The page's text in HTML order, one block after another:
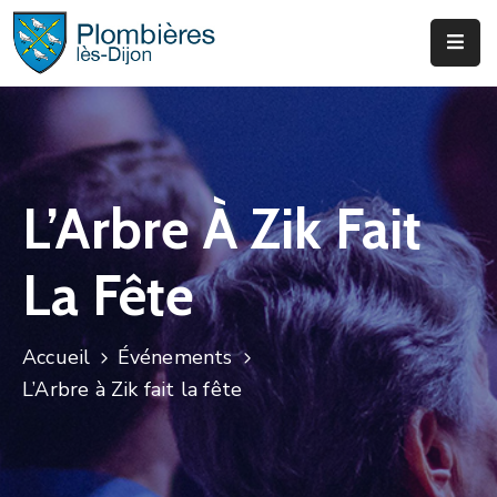
Municipalité
Services
Faire
Infos
Actus
L’Arbre À Zik Fait
La Fête
Accueil
Événements
L’Arbre à Zik fait la fête